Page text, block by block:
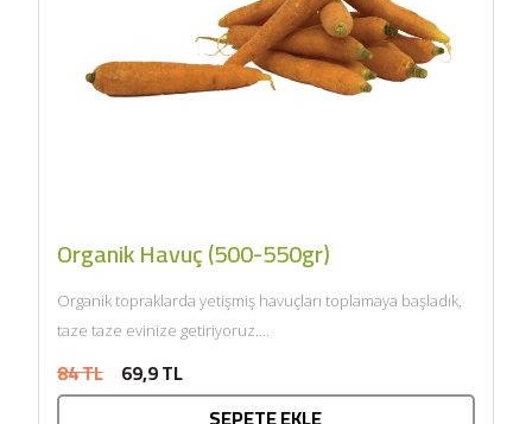
Organik Havuç (500-550gr)
Organik topraklarda yetişmiş havuçları toplamaya başladık,
taze taze evinize getiriyoruz....
84 TL 69,9 TL